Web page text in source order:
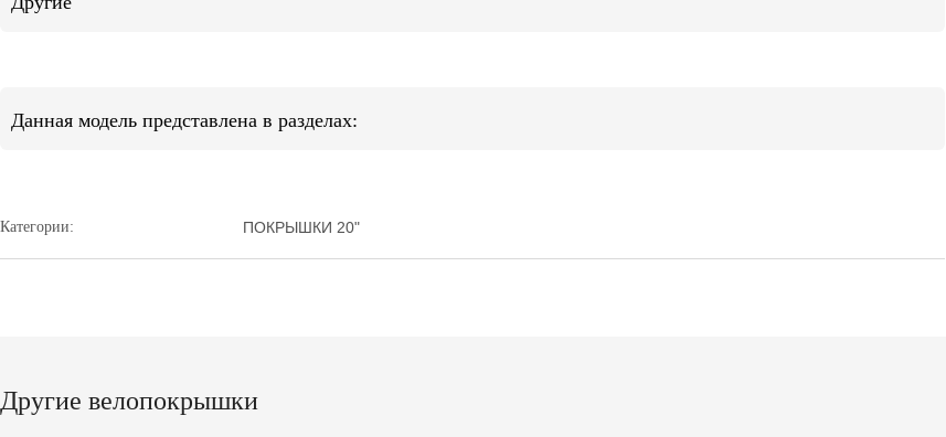
Данная модель представлена в разделах:
Категории: ПОКРЫШКИ 20"
Другие велопокрышки